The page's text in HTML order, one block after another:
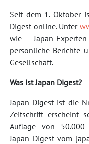
Seit dem 1. Oktober
Digest online. Unter
wie Japan-
persönliche Berichte
Gesellschaft.
Was ist Japan Digest?
Japan Digest ist die
Zeitschrift erscheint
Auflage von 50.000
Japan Digest vom